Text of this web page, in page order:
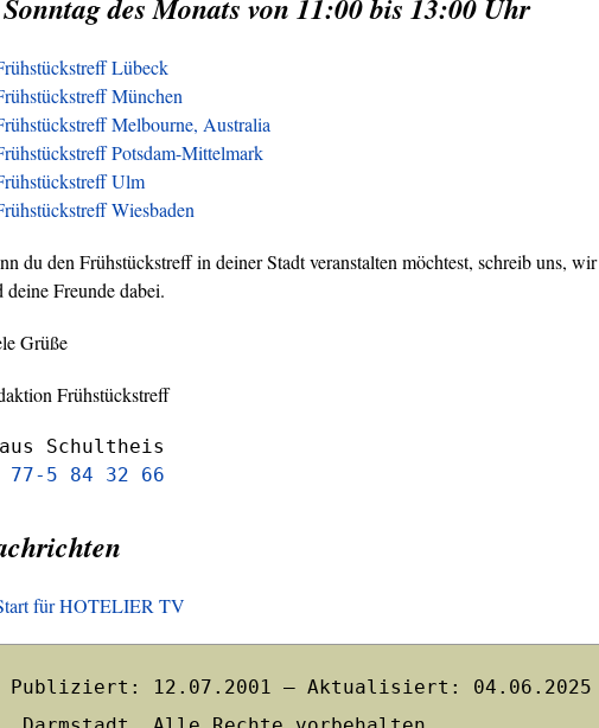
des Monats von 11:00 bis 13:00 Uhr
Lübeck
München
Melbourne, Australia
Potsdam-Mittelmark
Ulm
Wiesbaden
du den Frühstückstreff in deiner Stadt veranstalten möchtest, schreib uns,
deine Freunde dabei.
Grüße
Frühstückstreff
Schultheis
77-5 84 32 66
für HOTELIER TV
Publiziert: 12.07.2001 – Aktualisiert: 04.06.2025